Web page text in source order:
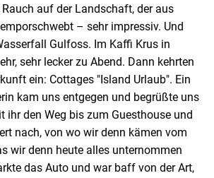
auf der Landschaft, der aus
– sehr impressiv. Und
Gulfoss. Im Kaffi Krus in
sehr lecker zu Abend. Dann kehrten
ein: Cottages "Island Urlaub". Ein
kam uns entgegen und begrüßte uns
ihr den Weg bis zum Guesthouse und
nach, von wo wir denn kämen vom
wir denn heute alles unternommen
das Auto und war baff von der Art,